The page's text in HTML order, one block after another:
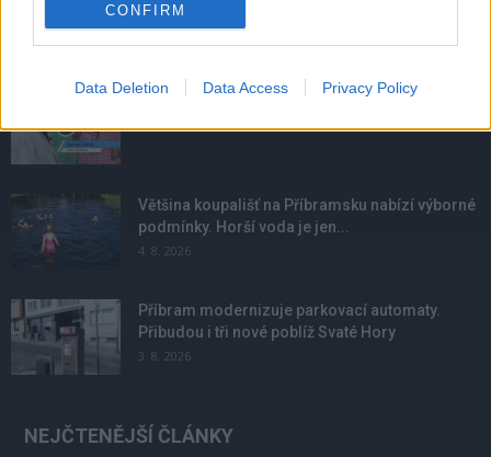
CONFIRM
Data Deletion Data Access Privacy Policy
NOVINKY
Obděnice vzpomínaly na filmovou legendu
Většina koupališť na Příbramsku nabízí výborné
podmínky. Horší voda je jen...
4. 8. 2026
Příbram modernizuje parkovací automaty.
Přibudou i tři nové poblíž Svaté Hory
3. 8. 2026
NEJČTENĚJŠÍ ČLÁNKY